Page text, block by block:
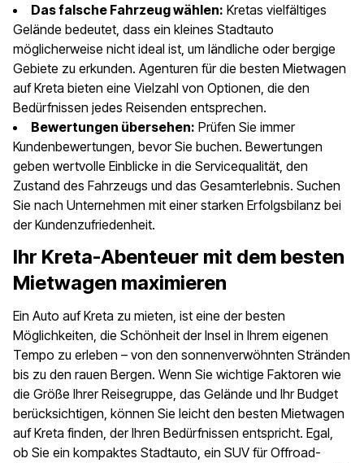
Das falsche Fahrzeug wählen: Kretas vielfältiges
Gelände bedeutet, dass ein kleines Stadtauto
möglicherweise nicht ideal ist, um ländliche oder bergige
Gebiete zu erkunden. Agenturen für die besten Mietwagen
auf Kreta bieten eine Vielzahl von Optionen, die den
Bedürfnissen jedes Reisenden entsprechen.
Bewertungen übersehen: Prüfen Sie immer
Kundenbewertungen, bevor Sie buchen. Bewertungen
geben wertvolle Einblicke in die Servicequalität, den
Zustand des Fahrzeugs und das Gesamterlebnis. Suchen
Sie nach Unternehmen mit einer starken Erfolgsbilanz bei
der Kundenzufriedenheit.
Ihr Kreta-Abenteuer mit dem besten
Mietwagen maximieren
Ein Auto auf Kreta zu mieten, ist eine der besten
Möglichkeiten, die Schönheit der Insel in Ihrem eigenen
Tempo zu erleben – von den sonnenverwöhnten Stränden
bis zu den rauen Bergen. Wenn Sie wichtige Faktoren wie
die Größe Ihrer Reisegruppe, das Gelände und Ihr Budget
berücksichtigen, können Sie leicht den besten Mietwagen
auf Kreta finden, der Ihren Bedürfnissen entspricht. Egal,
ob Sie ein kompaktes Stadtauto, ein SUV für Offroad-